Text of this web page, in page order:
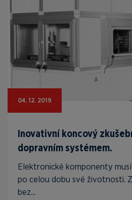
04. 12. 2019
Inovativní koncový
dopravním systémem.
Elektronické komponenty
po celou dobu své životnosti.
bez...